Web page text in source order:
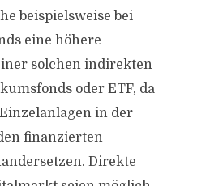
beispielsweise bei
eine höhere
solchen indirekten
oder ETF, da
in der
finanzierten
Direkte